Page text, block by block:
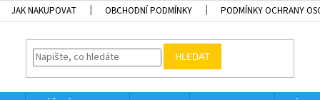
JAK NAKUPOVAT OBCHODNÍ PODMÍNKY PODMÍNKY OCHRANY
HLEDAT